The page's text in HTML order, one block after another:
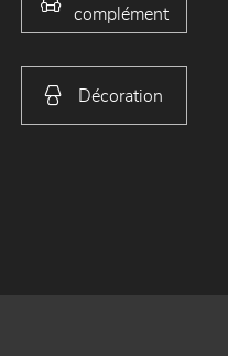
complément
Décoration